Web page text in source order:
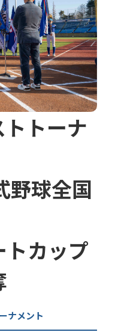
トーナ
野球全国
カップ
ナメント